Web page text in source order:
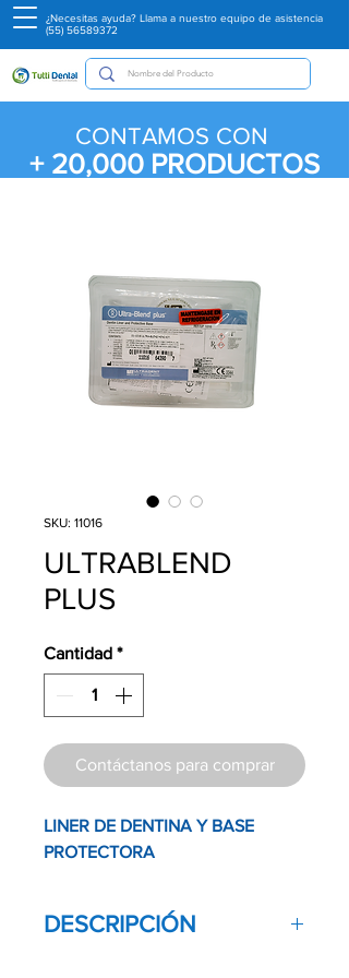
¿Necesitas ayuda? Llama a nuestro equipo de asistencia
(55) 56589372
CONTAMOS CON
+ 20,000 PRODUCTOS
SKU: 11016
ULTRABLEND
PLUS
Cantidad *
Contáctanos para comprar
LINER DE DENTINA Y BASE
PROTECTORA
DESCRIPCIÓN